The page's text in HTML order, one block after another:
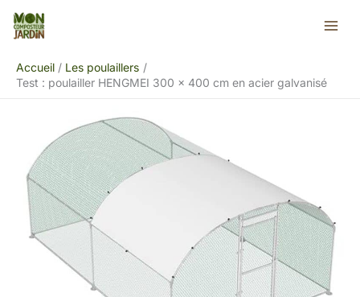
Aller
Accueil
Les poulaillers
Test : poulailler HENGMEI 300 x 400 cm en acier galvanisé
Rechercher